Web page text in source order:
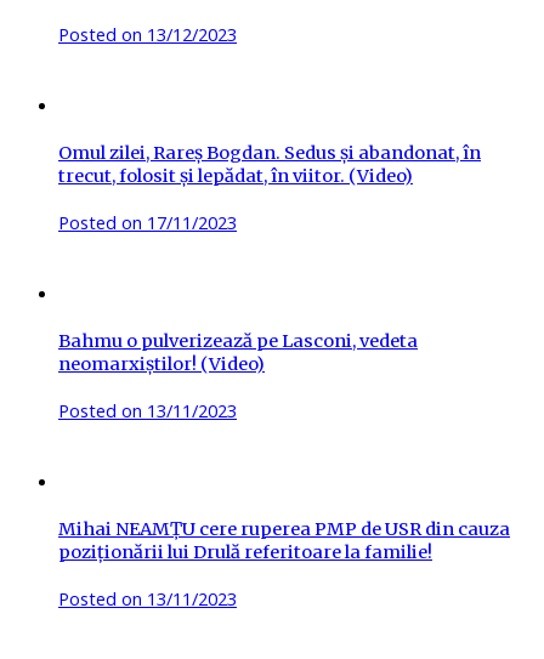
Posted on 13/12/2023
Omul zilei, Rareș Bogdan. Sedus și abandonat, în
trecut, folosit și lepădat, în viitor. (Video)
Posted on 17/11/2023
Bahmu o pulverizează pe Lasconi, vedeta
neomarxiștilor! (Video)
Posted on 13/11/2023
Mihai NEAMȚU cere ruperea PMP de USR din cauza
poziționării lui Drulă referitoare la familie!
Posted on 13/11/2023